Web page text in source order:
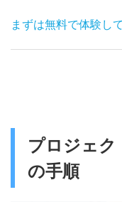
まずは無料で体験し
プロジェ
の手順